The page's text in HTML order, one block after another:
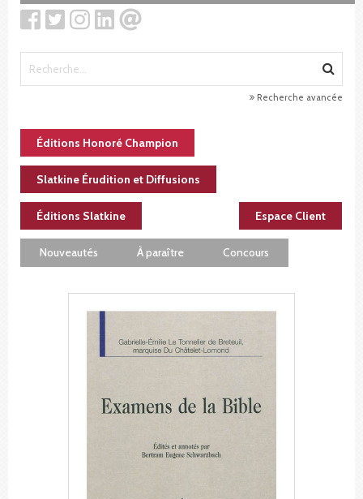
Recherche avancée
Éditions Honoré Champion
Slatkine Érudition et Diffusions
Éditions Slatkine Espace Client
Nouveautés À paraître Concours